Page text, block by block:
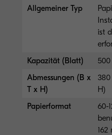
Allgemeiner Typ
ist
Kapazität (Blatt)
Abmessungen (B x
T x H)
380
H)
Papierformat
60-